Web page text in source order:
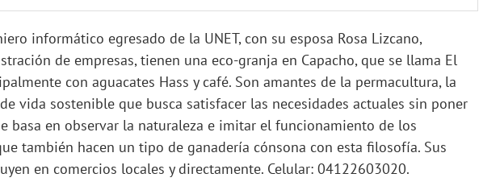
informático egresado de la UNET, con su esposa Rosa Lizcano,
de empresas, tienen una eco-granja en Capacho, que se llama El
con aguacates Hass y café. Son amantes de la permacultura, la
vida sostenible que busca satisfacer las necesidades actuales sin poner
basa en observar la naturaleza e imitar el funcionamiento de los
también hacen un tipo de ganadería cónsona con esta filosofía. Sus
en comercios locales y directamente. Celular: 04122603020.